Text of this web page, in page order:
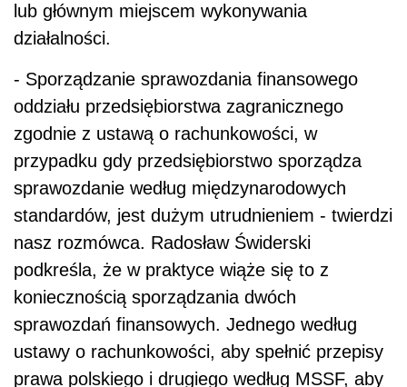
lub głównym miejscem wykonywania
działalności.
- Sporządzanie sprawozdania finansowego
oddziału przedsiębiorstwa zagranicznego
zgodnie z ustawą o rachunkowości, w
przypadku gdy przedsiębiorstwo sporządza
sprawozdanie według międzynarodowych
standardów, jest dużym utrudnieniem - twierdzi
nasz rozmówca. Radosław Świderski
podkreśla, że w praktyce wiąże się to z
koniecznością sporządzania dwóch
sprawozdań finansowych. Jednego według
ustawy o rachunkowości, aby spełnić przepisy
prawa polskiego i drugiego według MSSF, aby